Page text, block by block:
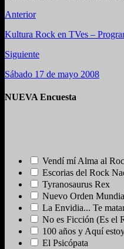
Anterior
Kultura Rock en TVes –
Siguiente
Sábado 17 de mayo 2008
NUEVA Encuesta
Vendí mí Alma al
Escorias del Rock
Tyranosaurus Rex
Nuevo Orden
La Envidia... Te
No es Ficción (Es el
100 años y Aquí
El Psicópata